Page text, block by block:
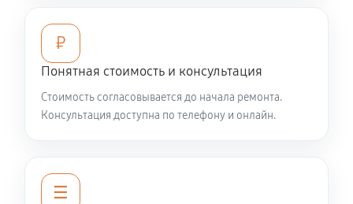
Замена шкива привода хода
Замена (установка) срезного болта
590 руб 60 минут
₽
Понятная стоимость и консультация
Стоимость согласовывается до начала ремонта.
Консультация доступна по телефону и онлайн.
☰